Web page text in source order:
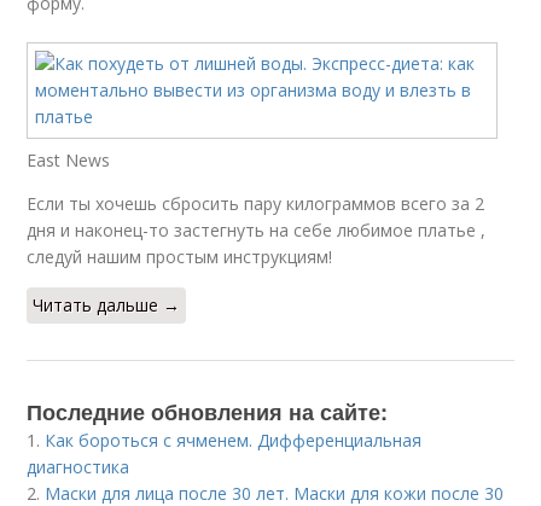
East News
Если ты хочешь сбросить пару килограммов всего за 2
дня и наконец-то застегнуть на себе любимое платье ,
следуй нашим простым инструкциям!
Читать дальше →
Последние обновления на сайте:
1. Как бороться с ячменем. Дифференциальная
диагностика
2. Маски для лица после 30 лет. Маски для кожи после 30